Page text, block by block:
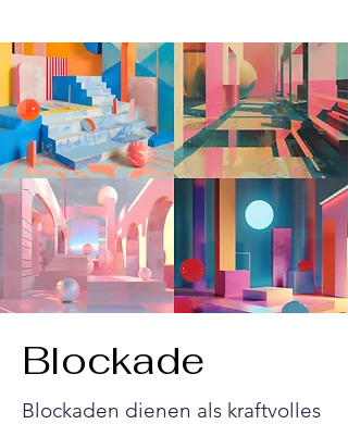
Blockade
Blockaden dienen als kraftvolles